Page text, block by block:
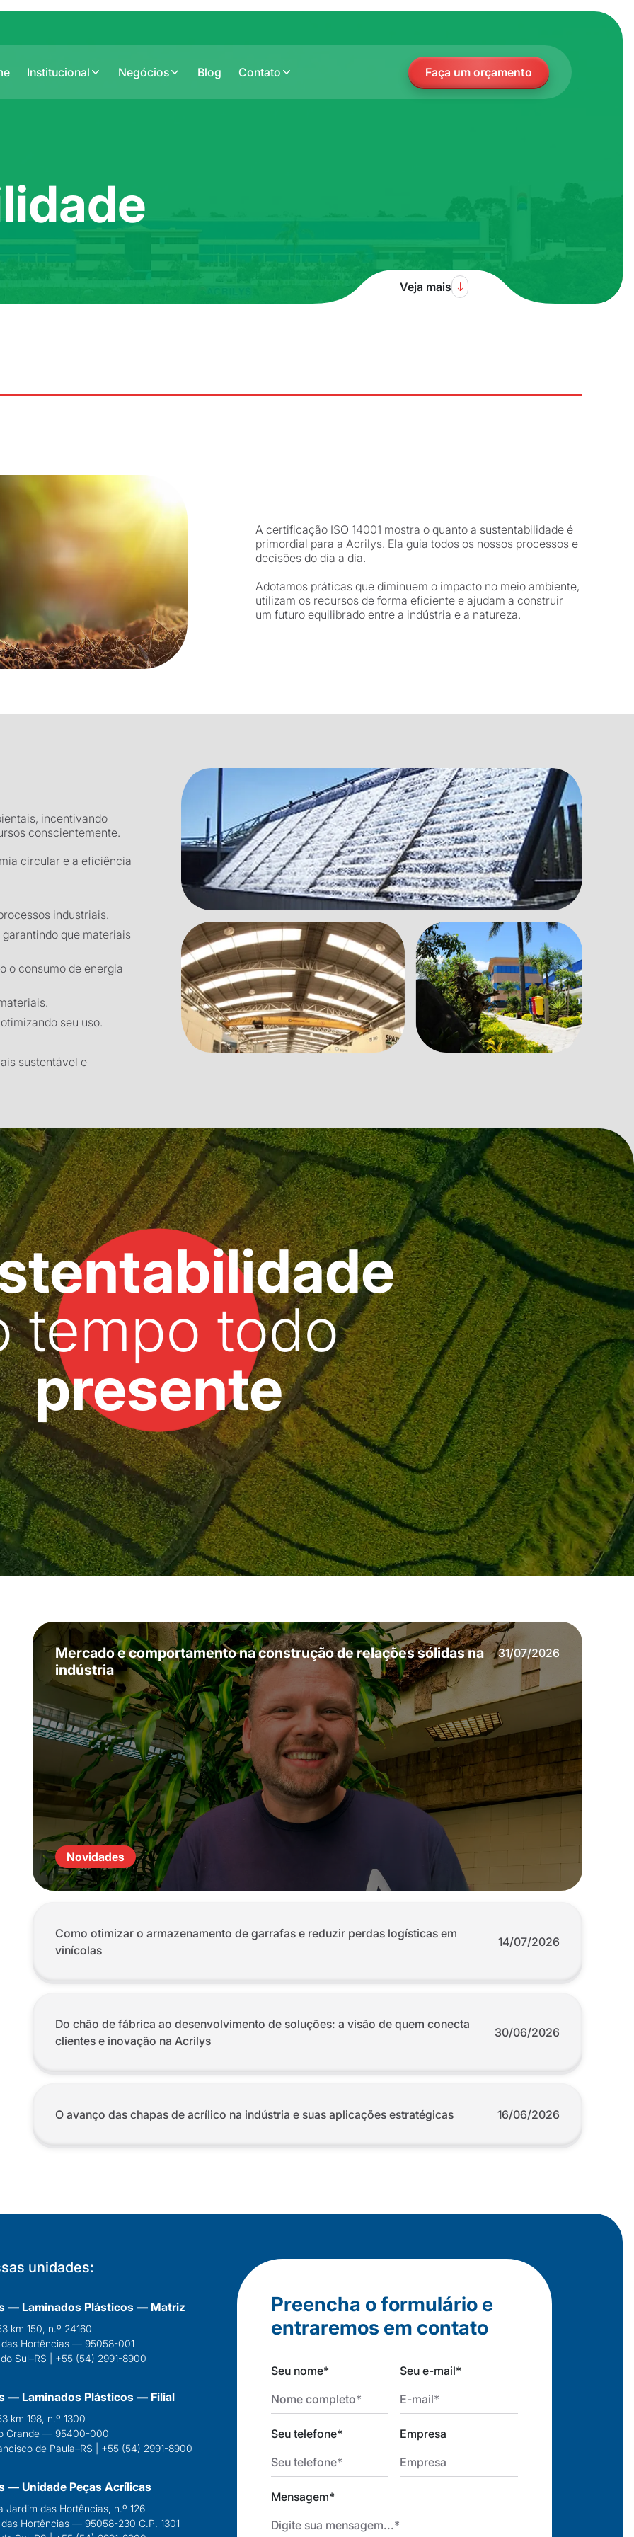
Institucional Negócios Blog Contato Faça um orçamento
Veja mais
A certificação ISO 14001 mostra o quanto a sustentabilidade é
primordial para a Acrilys. Ela guia todos os nossos processos e
decisões do dia a dia.
Adotamos práticas que diminuem o impacto no meio ambiente,
utilizam os recursos de forma eficiente e ajudam a construir
um futuro equilibrado entre a indústria e a natureza.
incentivando
conscientemente.
circular e a eficiência
industriais.
que materiais
o consumo de energia
seu uso.
sustentável e
tempo todo
presente
Mercado e comportamento na construção de relações sólidas na
indústria
31/07/2026
Novidades
Como otimizar o armazenamento de garrafas e reduzir perdas logísticas em
vinícolas
14/07/2026
Do chão de fábrica ao desenvolvimento de soluções: a visão de quem conecta
clientes e inovação na Acrilys
30/06/2026
O avanço das chapas de acrílico na indústria e suas aplicações estratégicas 16/06/2026
unidades:
— Laminados Plásticos — Matriz
km 150, n.º 24160
Hortências — 95058-001
Sul–RS | +55 (54) 2991-8900
— Laminados Plásticos — Filial
km 198, n.º 1300
Grande — 95400-000
de Paula–RS | +55 (54) 2991-8900
— Unidade Peças Acrílicas
Jardim das Hortências, n.º 126
Hortências — 95058-230 C.P. 1301
Preencha o formulário e
entraremos em contato
Seu nome* Seu e-mail*
Seu telefone* Empresa
Mensagem*